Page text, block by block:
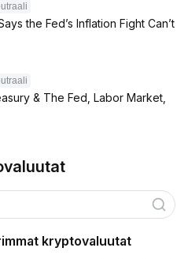
the Fed’s Inflation Fight Can’t
& The Fed, Labor Market,
kryptovaluutat